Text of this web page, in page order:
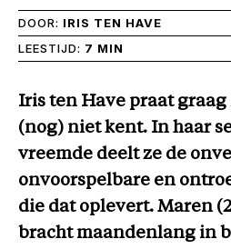
DOOR: IRIS TEN HAVE
LEESTIJD: 7 MIN
Iris ten Have praat
(nog) niet kent. In haar
vreemde deelt ze de
onvoorspelbare en
die dat oplevert. Maren
bracht maandenlang in